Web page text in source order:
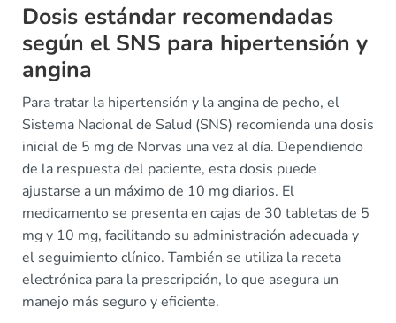
Dosis estándar recomendadas
según el SNS para hipertensión y
angina
Para tratar la hipertensión y la angina de pecho, el
Sistema Nacional de Salud (SNS) recomienda una dosis
inicial de 5 mg de Norvas una vez al día. Dependiendo
de la respuesta del paciente, esta dosis puede
ajustarse a un máximo de 10 mg diarios. El
medicamento se presenta en cajas de 30 tabletas de 5
mg y 10 mg, facilitando su administración adecuada y
el seguimiento clínico. También se utiliza la receta
electrónica para la prescripción, lo que asegura un
manejo más seguro y eficiente.